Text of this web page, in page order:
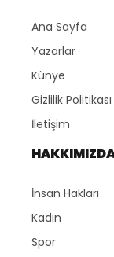
Ana Sayfa
Yazarlar
Künye
Gizlilik Politikası
İletişim
İnsan Hakları
Kadın
Spor